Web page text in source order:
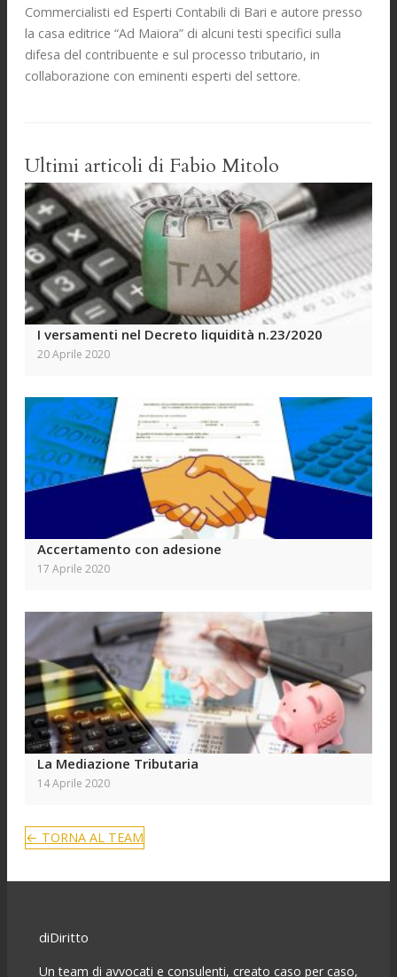
Commercialisti ed Esperti Contabili di Bari e autore presso
la casa editrice “Ad Maiora” di alcuni testi specifici sulla
difesa del contribuente e sul processo tributario, in
collaborazione con eminenti esperti del settore.
Ultimi articoli di Fabio Mitolo
I versamenti nel Decreto liquidità n.23/2020
20 Aprile 2020
Accertamento con adesione
17 Aprile 2020
La Mediazione Tributaria
14 Aprile 2020
← TORNA AL TEAM
diDiritto
Un team di avvocati e consulenti, creato caso per caso,